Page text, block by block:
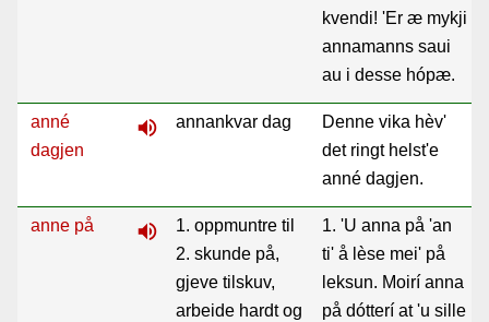
kvendi! 'Er æ mykji
annamanns saui
au i desse hópæ.
anné
dagjen
volume_up annankvar dag
Denne vika hèv'
det ringt helst'e
anné dagjen.
anne på volume_up
1. oppmuntre til
2. skunde på,
gjeve tilskuv,
arbeide hardt og
1. 'U anna på 'an
ti' å lèse mei' på
leksun. Moirí anna
på dótterí at 'u sille